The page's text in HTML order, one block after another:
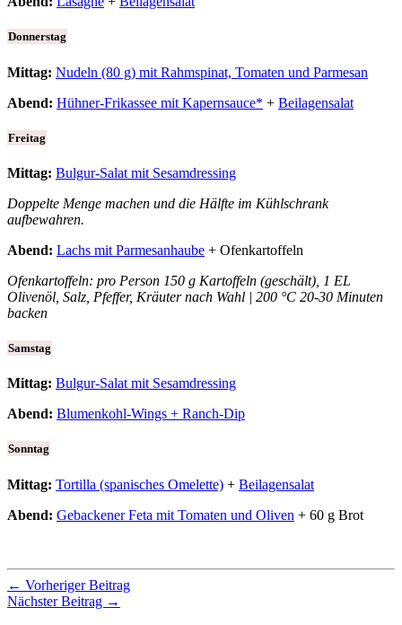
Donnerstag
Mittag: Nudeln (80 g) mit Rahmspinat, Tomaten und Parmesan
Abend: Hühner-Frikassee mit Kapernsauce* + Beilagensalat
Freitag
Mittag: Bulgur-Salat mit Sesamdressing
Doppelte Menge machen und die Hälfte im Kühlschrank
aufbewahren.
Abend: Lachs mit Parmesanhaube + Ofenkartoffeln
Ofenkartoffeln: pro Person 150 g Kartoffeln (geschält), 1 EL
Olivenöl, Salz, Pfeffer, Kräuter nach Wahl | 200 °C 20-30 Minuten
backen
Samstag
Mittag: Bulgur-Salat mit Sesamdressing
Abend: Blumenkohl-Wings + Ranch-Dip
Sonntag
Mittag: Tortilla (spanisches Omelette) + Beilagensalat
Abend: Gebackener Feta mit Tomaten und Oliven + 60 g Brot
← Vorheriger Beitrag
Nächster Beitrag →